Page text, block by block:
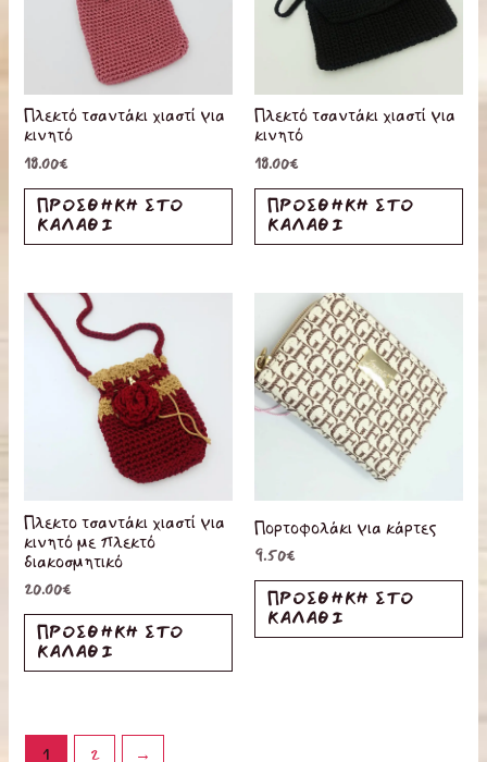
Πλεκτό τσαντάκι χιαστί για
κινητό
18.00€
ΠΡΟΣΘΉΚΗ ΣΤΟ
ΚΑΛΆΘΙ
Πλεκτό τσαντάκι χιαστί για
κινητό
18.00€
ΠΡΟΣΘΉΚΗ ΣΤΟ
ΚΑΛΆΘΙ
Πλεκτο τσαντάκι χιαστί για
κινητό με πλεκτό
διακοσμητικό
20.00€
ΠΡΟΣΘΉΚΗ ΣΤΟ
ΚΑΛΆΘΙ
Πορτοφολάκι για κάρτες
9.50€
ΠΡΟΣΘΉΚΗ ΣΤΟ
ΚΑΛΆΘΙ
1 2 →